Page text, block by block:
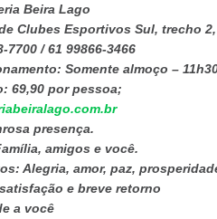
Beira Lago
Clubes Esportivos Sul, trecho
7700 / 61 99866-3466
Somente almoço –
69,90 por pessoa;
presença.
amigos e você.
Alegria, amor, paz,
e breve retorno
a você